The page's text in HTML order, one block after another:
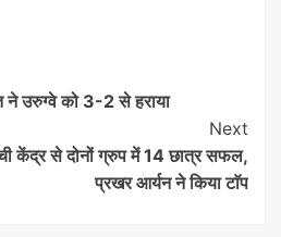
ने उरुग्वे को 3-2 से हराया
Next
केंद्र से दोनों ग्रुप में 14 छात्र सफल,
प्रखर आर्यन ने किया टाॅप